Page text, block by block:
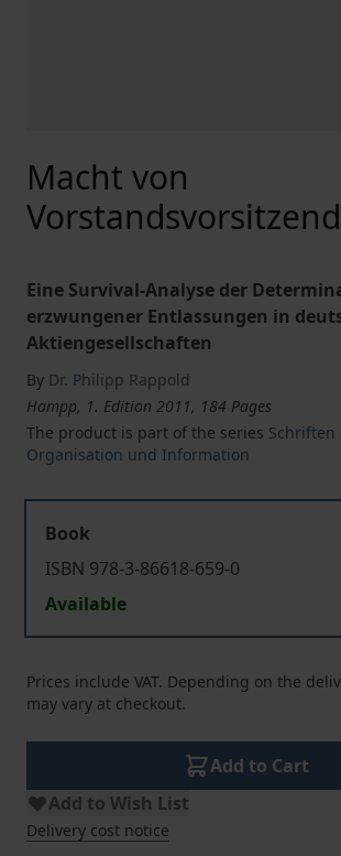
Macht von
Eine Survival-Analyse der
erzwungener Entlassungen in
Aktiengesellschaften
By Dr. Philipp Rappold
Hampp, 1. Edition 2011, 184 Pages
The product is part of the series Schriften
Organisation und Information
Book
ISBN 978-3-86618-659-0
Available
Prices include VAT. Depending on the
may vary at checkout.
Add to Cart
Add to Wish List
Delivery cost notice